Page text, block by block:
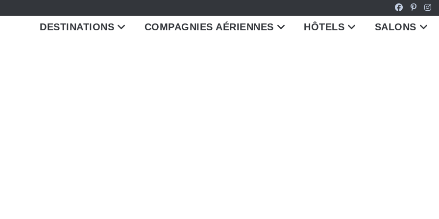
DESTINATIONS COMPAGNIES AÉRIENNES HÔTELS SALONS